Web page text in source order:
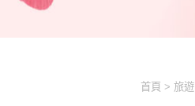
首頁 旅遊